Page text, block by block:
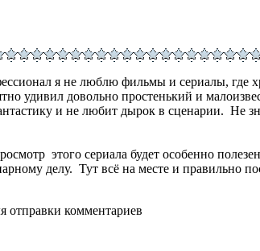
я не люблю фильмы и сериалы, где
удивил довольно простенький и
и не любит дырок в сценарии. Не
этого сериала будет особенно
делу. Тут всё на месте и правильно
отправки комментариев